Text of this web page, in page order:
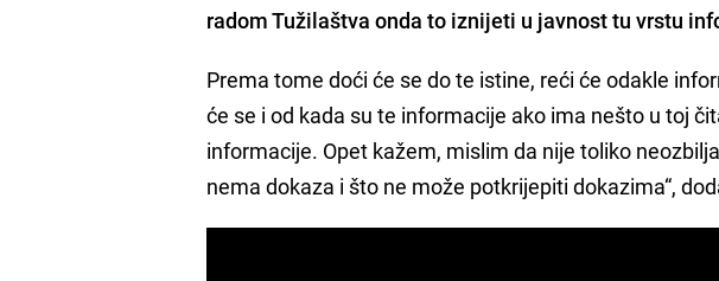
radom Tužilaštva onda to iznijeti u javnost tu vrstu
Prema tome doći će se do te istine, reći će odakle
će se i od kada su te informacije ako ima nešto u toj
informacije. Opet kažem, mislim da nije toliko
nema dokaza i što ne može potkrijepiti dokazima“,